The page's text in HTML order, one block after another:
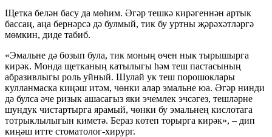
Щетка белән басу да мөһим. Әгәр тешкә кирәгеннән артык
бассаң, аңа бернәрсә дә булмый, тик бу уртны җәрәхәтләргә
мөмкин, диде табиб.
«Эмальне дә бозып була, тик моның өчен нык тырышырга
кирәк. Монда щетканың катылыгы һәм теш пастасының
абразивлыгы роль уйный. Шулай ук теш порошоклары
кулланмаска киңәш итәм, чөнки алар эмальне юа. Әгәр нинди
дә булса әче ризык ашасагыз яки эчемлек эчсәгез, тешләрне
шундук чистартырга ярамый, чөнки бу эмальнең кислотага
тотрыклылыгын киметә. Бераз көтеп торырга кирәк», – дип
киңәш итте стоматолог-хирург.